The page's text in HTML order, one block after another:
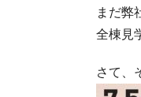
まだ弊
全棟見
さて、